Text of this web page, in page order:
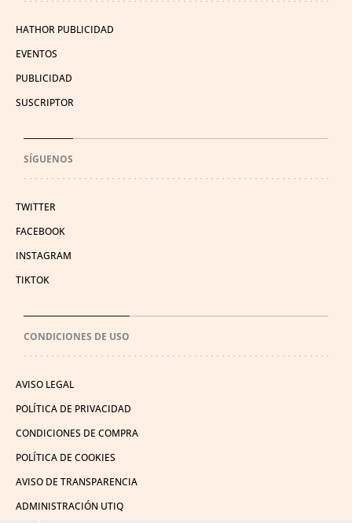
HATHOR PUBLICIDAD
EVENTOS
PUBLICIDAD
SUSCRIPTOR
SÍGUENOS
TWITTER
FACEBOOK
INSTAGRAM
TIKTOK
CONDICIONES DE USO
AVISO LEGAL
POLÍTICA DE PRIVACIDAD
CONDICIONES DE COMPRA
POLÍTICA DE COOKIES
AVISO DE TRANSPARENCIA
ADMINISTRACIÓN UTIQ